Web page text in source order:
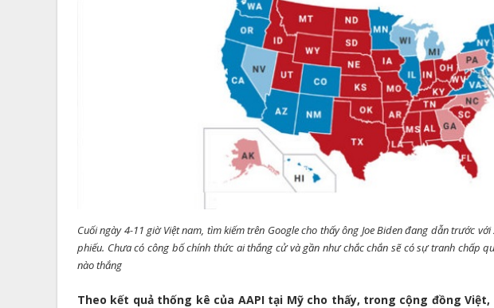
Cuối ngày 4-11 giờ Việt nam, tìm kiếm trên Google cho thấy ông Joe Biden đang dẫn trước
phiếu. Chưa có công bố chính thức ai thắng cử và gần như chắc chắn sẽ có sự tranh chấp
nào thắng
Theo kết quả thống kê của AAPI tại Mỹ cho thấy, trong cộng đồng